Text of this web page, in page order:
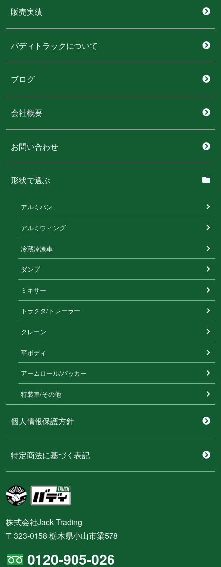
販売実績
バディトラックについて
ブログ
会社概要
お問い合わせ
形状で選ぶ
アルミバン
アルミウィング
冷蔵冷凍⾞
ダンプ
ミキサー
トラクタ/トレーラー
クレーン
平ボディ
アームロール/パッカー
特装⾞/その他
個人情報保護方針
特定商法に基づく表記
株式会社Jack Trading
〒323-0158 栃木県小山市梁578
0120-905-026